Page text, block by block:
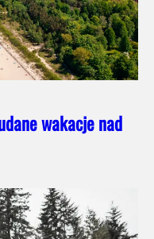
wakacje nad